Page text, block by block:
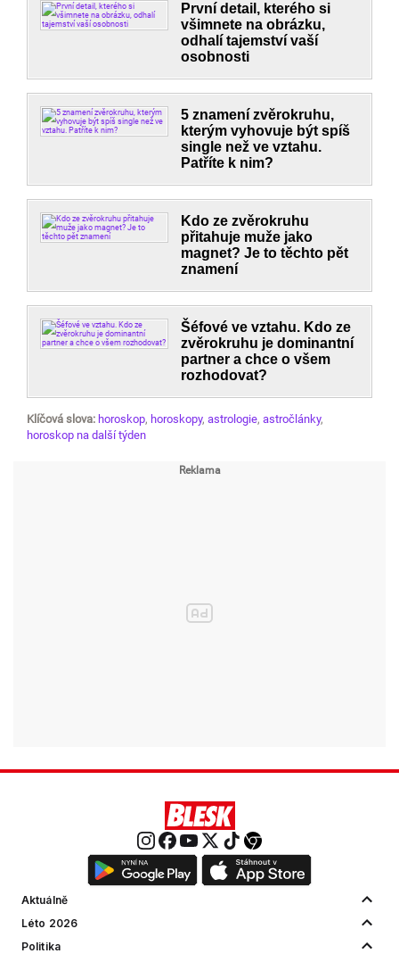
První detail, kterého si
všimnete na obrázku,
odhalí tajemství vaší
osobnosti
5 znamení zvěrokruhu,
kterým vyhovuje být spíš
single než ve vztahu.
Patříte k nim?
Kdo ze zvěrokruhu
přitahuje muže jako
magnet? Je to těchto pět
znamení
Šéfové ve vztahu. Kdo ze
zvěrokruhu je dominantní
partner a chce o všem
rozhodovat?
Klíčová slova: horoskop, horoskopy, astrologie, astročlánky,
horoskop na další týden
Aktuálně
Léto 2026
Politika